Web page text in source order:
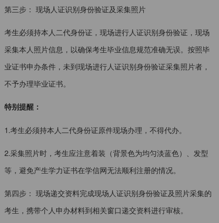
第三步： 现场人证识别身份验证及采集照片
考生必须持本人二代身份证，现场进行人证识别身份验证，现场
采集本人照片信息，以确保考生毕业信息规范准确无误。按照毕
业证书申办条件，未到现场进行人证识别身份验证采集照片者，
不予办理毕业证书。
特别提醒：
1.考生必须持本人二代身份证原件现场办理，不得代办。
2.采集照片时，考生应注意着装（背景色为均匀淡蓝色）、发型
等，避免产生学力证书在学信网无法顺利注册的情况。
第四步： 现场递交资料完成现场人证识别身份验证及照片采集的
考生，携带个人申办材料到相关窗口递交资料进行审核。